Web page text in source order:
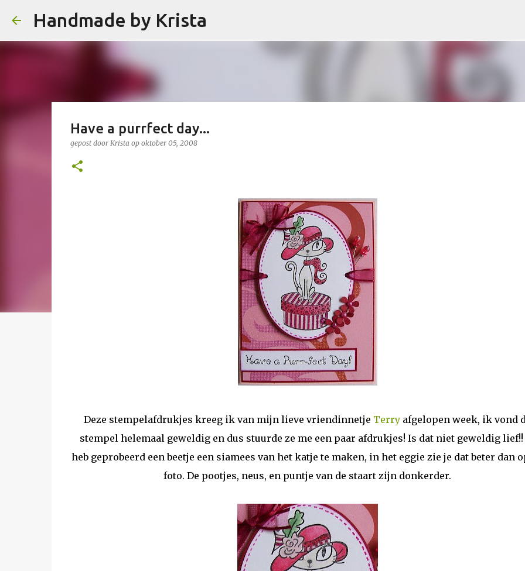
Handmade by Krista
Have a purrfect day...
gepost door Krista op oktober 05, 2008
Deze stempelafdrukjes kreeg ik van mijn lieve vriendinnetje Terryafgelopen week, ik vond
stempel helemaal geweldig en dus stuurde ze me een paar afdrukjes! Is dat niet geweldig
heb geprobeerd een beetje een siamees van het katje te maken, in het eggie zie je dat beter dan
foto. De pootjes, neus, en puntje van de staart zijn donkerder.